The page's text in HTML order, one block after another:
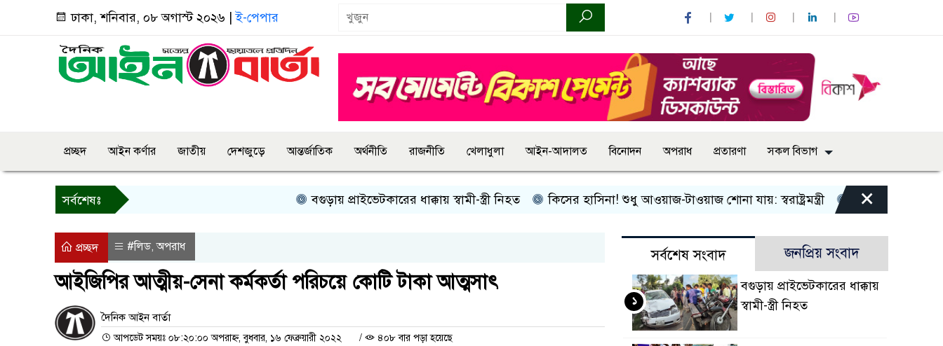
ঢাকা, শনিবার, ০৮ অগাস্ট ২০২৬ |ই-পেপার
প্রচ্ছদ আইন কর্ণার জাতীয় দেশজুড়ে আন্তর্জাতিক অর্থনীতি রাজনীতি খেলাধুলা আইন-আদালত বিনোদন অপরাধ প্রতারণা সকল বিভাগ
সর্বশেষঃ বগুড়ায় প্রাইভেটকারের ধাক্কায় স্বামী-স্ত্রী নিহত কিসের হাসিনা! শুধু আওয়াজ-টাওয়াজ শোনা যায়: স্বরাষ্ট্রমন্ত্রী তিন দিনের মধ্যে গ্যাস
×
প্রচ্ছদ #লিড,অপরাধ
আইজিপির আত্মীয়-সেনা কর্মকর্তা পরিচয়ে কোটি টাকা আত্মসাৎ
দৈনিক আইন বার্তা
আপডেট সময়ঃ ০৮:২০:০০ অপরাহ্ন, বুধবার, ১৬ ফেব্রুয়ারী ২০২২ / ৪০৮ বার পড়া হয়েছে
সর্বশেষ সংবাদ জনপ্রিয় সংবাদ
বগুড়ায় প্রাইভেটকারের ধাক্কায়
স্বামী-স্ত্রী নিহত
১